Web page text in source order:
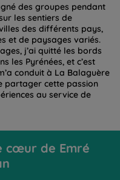
des groupes pendant
les sentiers de
des différents pays,
et de paysages variés.
j’ai quitté les bords
les Pyrénées, et c’est
conduit à La Balaguère
partager cette passion
au service de
cœur de Emré